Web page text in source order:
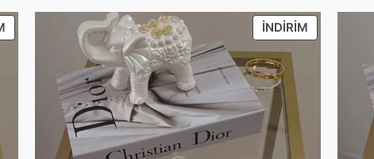
İNDIRIMDEKI
ÜRÜN
İNDIRIMİNDIRIMDEKI
ÜRÜN